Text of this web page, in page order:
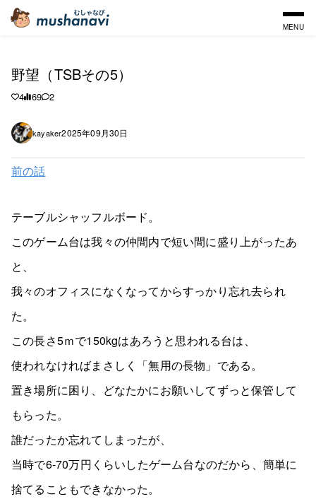
MENU
野望（TSBその5）
4 69 2
kayaker2025年09月30日
前の話
テーブルシャッフルボード。
このゲーム台は我々の仲間内で短い間に盛り上がったあ
と、
我々のオフィスになくなってからすっかり忘れ去られ
た。
この長さ5ｍで150kgはあろうと思われる台は、
使われなければまさしく「無用の長物」である。
置き場所に困り、どなたかにお願いしてずっと保管して
もらった。
誰だったか忘れてしまったが、
当時で6-70万円くらいしたゲーム台なのだから、簡単に
捨てることもできなかった。